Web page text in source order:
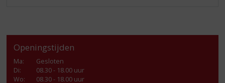
Openingstijden
Ma:
Gesloten
Di:
08.30 - 18.00 uur
Wo:
08.30 - 18.00 uur